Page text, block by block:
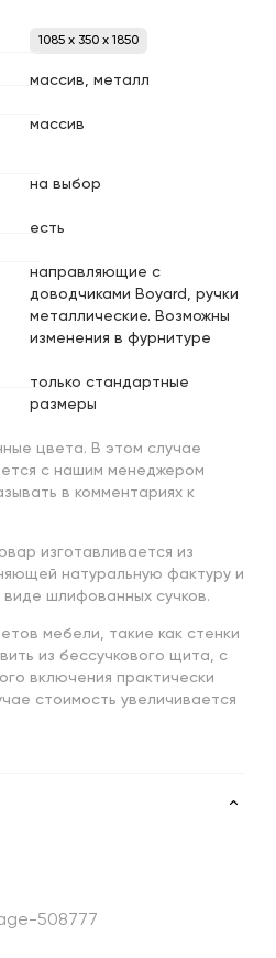
1085 x 350 x 1850
массив, металл
массив
на выбор
есть
направляющие с
доводчиками Boyard, ручки
металлические. Возможны
изменения в фурнитуре
только стандартные
размеры
цвета. В этом случае
с нашим менеджером
в комментариях к
изготавливается из
натуральную фактуру и
шлифованных сучков.
мебели, такие как стенки
из бессучкового щита, с
включения практически
стоимость увеличивается